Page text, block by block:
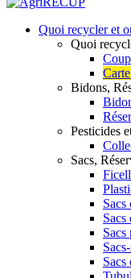
Quoi recycler et
Quoi
Bidons,
Pesticides
Sacs,
Sacs
Sacs
Sacs
Sacs